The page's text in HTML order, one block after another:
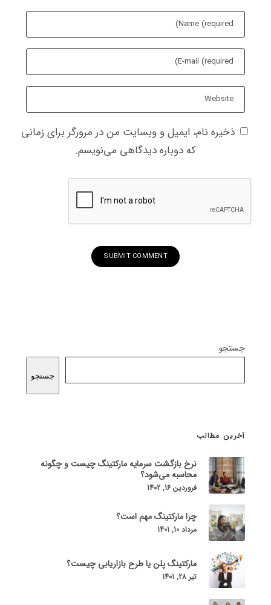
ذخیره نام، ایمیل و وبسایت من در مرورگر برای زمانی
که دوباره دیدگاهی می‌نویسم.
جستجو
جستجو
آخرین مطالب
نرخ بازگشت سرمایه مارکتینگ چیست و چگونه
محاسبه می‌شود؟
فروردین 16, 1402
چرا مارکتینگ مهم است؟
مرداد 10, 1401
مارکتینگ پلن یا طرح بازاریابی چیست؟
تیر 28, 1401